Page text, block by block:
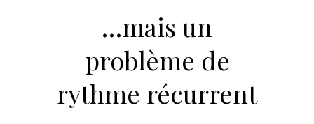
…mais un
problème de
rythme récurrent